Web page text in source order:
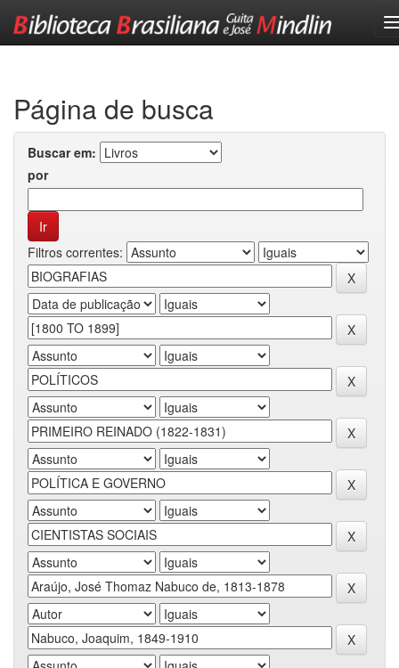
Página de busca
Buscar em:
por
Filtros correntes: